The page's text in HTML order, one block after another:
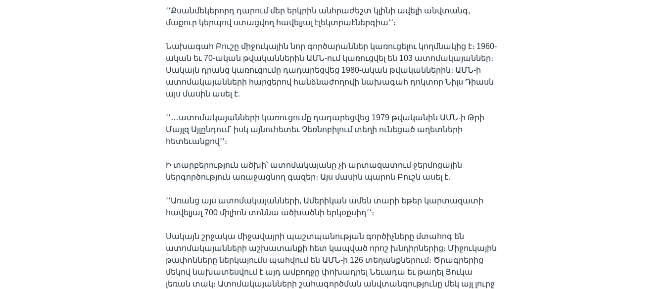
՚՚Քսանմեկերորդ դարում մեր երկրին անհրաժեշտ կլինի ավելի անվտանգ,
մաքուր կերպով ստացվող հավելյալ էլեկտրաէներգիա՚՚։
Նախագահ Բուշը միջուկային նոր գործարաններ կառուցելու կողմնակից է։ 1960-
ական եւ 70-ական թվականներին ԱՄՆ-ում կառուցվել են 103 ատոմակայաններ։
Սակայն դրանց կառուցումը դադարեցվեց 1980-ական թվականներին։ ԱՄՆ-ի
ատոմակայանների հարցերով հանձնաժողովի նախագահ դոկտոր Նիլս Դիասն
այս մասին ասել է.
՚՚…ատոմակայանների կառուցումը դադարեցվեց 1979 թվականին ԱՄՆ-ի Թրի
Մայլզ Այլընդում՝ իսկ այնուհետեւ Չեռնոբիլում տեղի ունեցած աղետների
հետեւանքով՚՚։
Ի տարբերություն ածխի՝ ատոմակայանը չի արտազատում ջերմոցային
ներգործություն առաջացնող գազեր։ Այս մասին պարոն Բուշն ասել է.
՚՚Առանց այս ատոմակայանների, Ամերիկան ամեն տարի եթեր կարտազատի
հավելյալ 700 միլիոն տոննա ածխածնի երկօքսիդ՚՚։
Սակայն շրջակա միջավայրի պաշտպանության գործիչները մտահոգ են
ատոմակայանների աշխատանքի հետ կապված որոշ խնդիրներից։ Միջուկային
թափոնները ներկայումս պահվում են ԱՄՆ-ի 126 տեղանքներում։ Ծրագրերից
մեկով նախատեսվում է այդ ամբողջը փոխադրել Նեւադա եւ թաղել Յուկա
լեռան տակ։ Ատոմակայանների շահագործման անվտանգությունը մեկ այլ լուրջ